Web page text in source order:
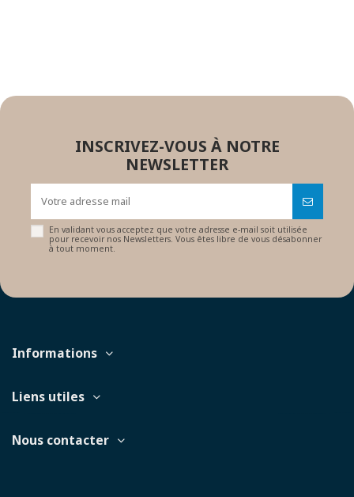
INSCRIVEZ-VOUS À NOTRE
NEWSLETTER
En validant vous acceptez que votre adresse e-mail soit utilisée
pour recevoir nos Newsletters. Vous êtes libre de vous désabonner
à tout moment.
Informations
Liens utiles
Nous contacter